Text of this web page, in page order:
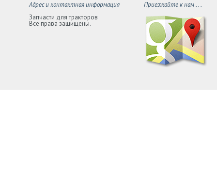
Адрес и контактная информация
Запчасти для тракторов
Все права защищены.
Приезжайте к нам . . .